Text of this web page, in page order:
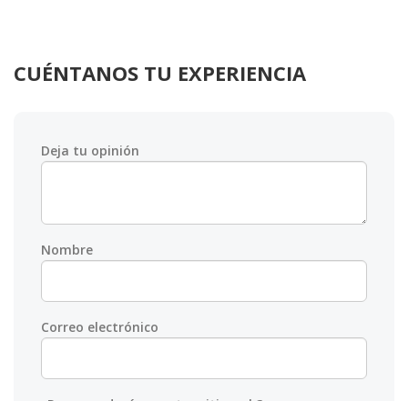
CUÉNTANOS TU EXPERIENCIA
Deja tu opinión
Nombre
Correo electrónico